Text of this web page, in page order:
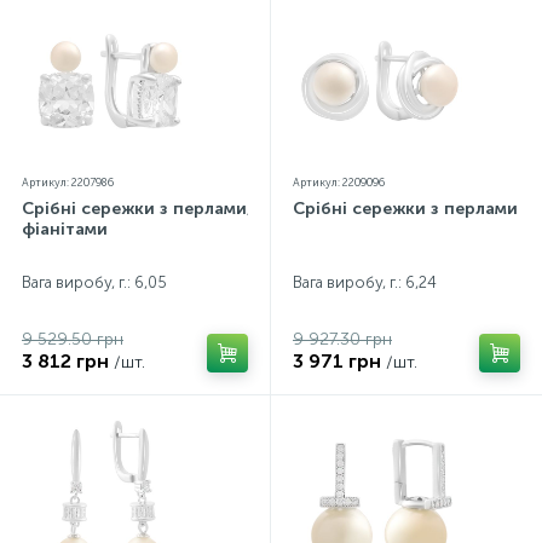
Артикул: 2207986
Срібні сережки з перлами,
фіанітами
Вага виробу, г.: 6,05
9 529.50 грн
3 812 грн /шт.
Артикул: 2209096
Срібні сережки з перлами
Вага виробу, г.: 6,24
9 927.30 грн
3 971 грн /шт.